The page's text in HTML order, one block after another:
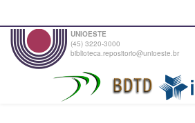
UNIOESTE
(45) 3220-3000
biblioteca.repositorio@unioeste.br